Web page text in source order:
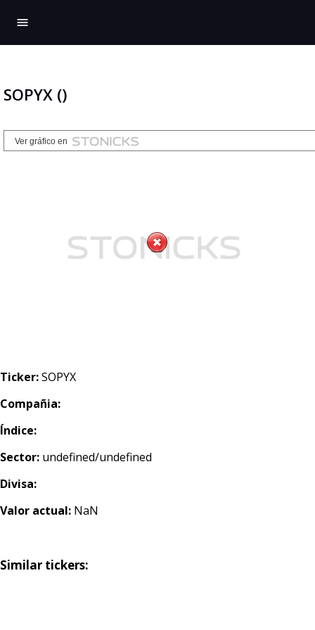
menu
SOPYX ()
Ticker:SOPYX
Compañia:
Índice:
Sector: undefined/undefined
Divisa:
Valor actual: NaN
Similar tickers: